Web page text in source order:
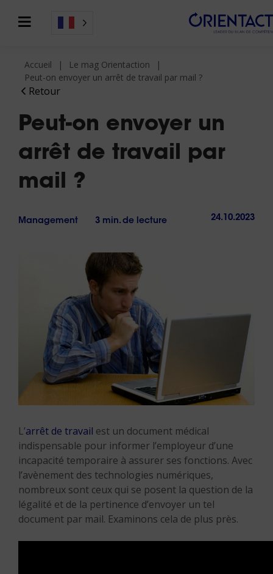
Retour
Accueil
Le mag Orientaction
Peut-on envoyer un arrêt de travail par mail ?
Peut-on envoyer un
arrêt de travail par
mail ?
Management 3 min. de lecture 24.10.2023
L’arrêt de travail est un document médical
indispensable pour informer l’employeur d’une
incapacité temporaire à assurer ses fonctions. Avec
l’avènement des technologies numériques,
nombreux sont ceux qui se posent la question de la
légalité et de la pertinence d’envoyer un tel
document par mail. Examinons cela de plus près.